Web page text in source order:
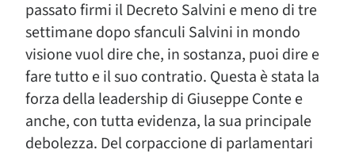
passato firmi il Decreto Salvini e meno di tre
settimane dopo sfanculi Salvini in mondo
visione vuol dire che, in sostanza, puoi dire e
fare tutto e il suo contratio. Questa è stata la
forza della leadership di Giuseppe Conte e
anche, con tutta evidenza, la sua principale
debolezza. Del corpaccione di parlamentari